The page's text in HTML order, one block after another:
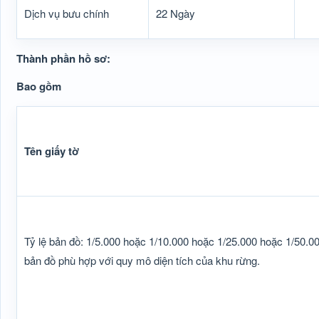
Dịch vụ bưu chính 22 Ngày
Thành phần hồ sơ:
Bao gồm
Tên giấy tờ
Tỷ lệ bản đồ: 1/5.000 hoặc 1/10.000 hoặc 1/25.000 hoặc 1/
bản đồ phù hợp với quy mô diện tích của khu rừng.